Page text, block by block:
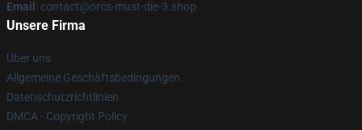
Email : contact@orcs-must-die-3.shop
Unsere Firma
Über uns
Allgemeine Geschäftsbedingungen
Datenschutzrichtlinien
DMCA - Copyright Policy